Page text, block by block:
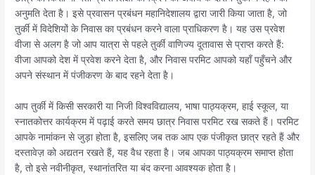
अनुमति देता है। इसे प्रवासन प्रबंधन महानिदेशालय द्वारा जारी किया जाता है, जो
तुर्की में विदेशियों के निवास का प्रबंधन करने वाला प्राधिकरण है। यह उस प्रवेश
वीजा से अलग है जो आप यात्रा से पहले तुर्की वाणिज्य दूतावास से प्राप्त करते हैं:
वीजा आपको देश में प्रवेश करने देता है, और निवास परमिट आपको यहाँ पहुँचने और
अपने संस्थान में पंजीकरण के बाद रहने देता है।
आप तुर्की में किसी सरकारी या निजी विश्वविद्यालय, भाषा पाठ्यक्रम, हाई स्कूल, या
स्नातकोत्तर कार्यक्रम में पढ़ाई करते समय छात्र निवास परमिट रख सकते हैं। परमिट
आपके नामांकन से जुड़ा होता है, इसलिए जब तक आप एक पंजीकृत छात्र रहते हैं और
दस्तावेज़ को अद्यतन रखते हैं, यह वैध रहता है। जब आपका पाठ्यक्रम समाप्त होता
है, तो इसे नवीनीकृत, स्थानांतरित या बंद करना आवश्यक होता है।